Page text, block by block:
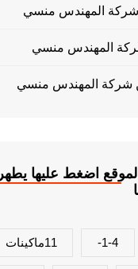
شركة المهندس منسي
المهندس منسي
شركة المهندس منسي
اضغط عليها يطهر
1-4- 11ماكينات